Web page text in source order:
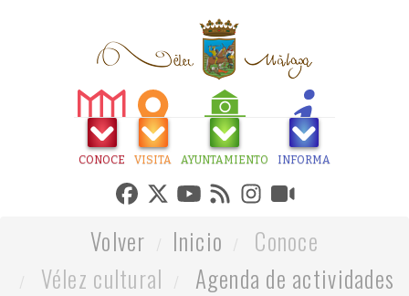
CONOCE VISITA AYUNTAMIENTO INFORMA
Volver Inicio
Conoce
Vélez cultural
Agenda de actividades